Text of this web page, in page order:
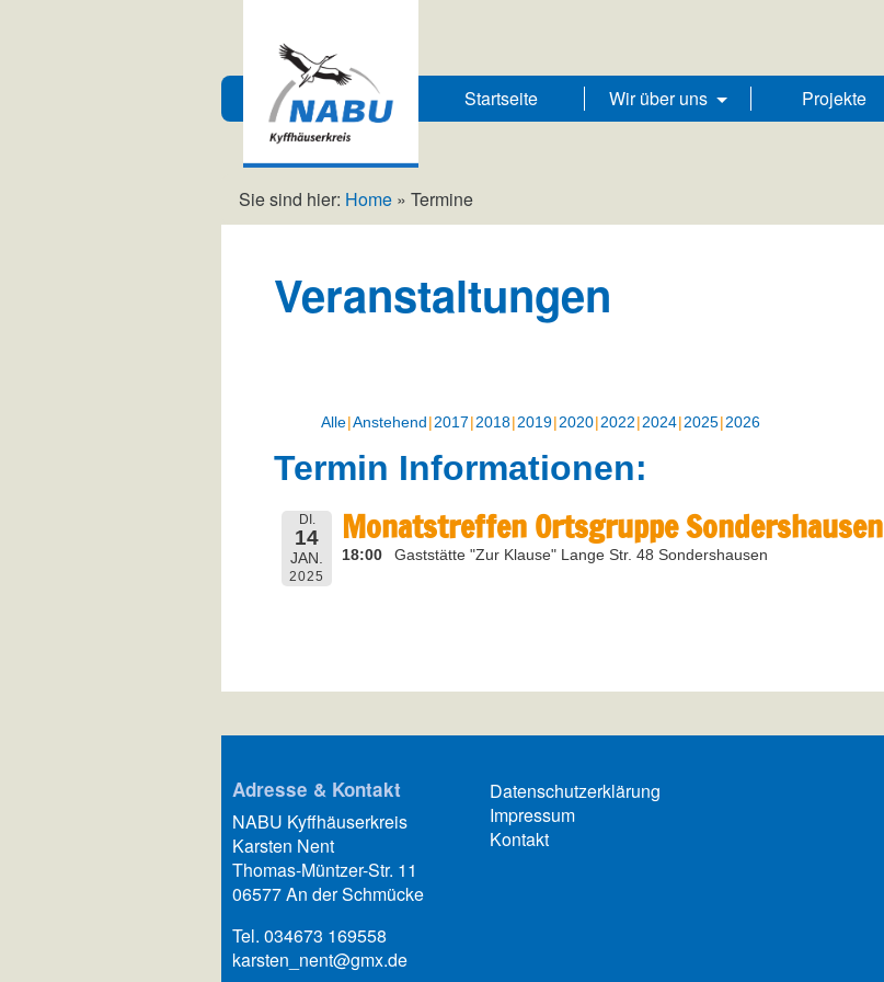
Startseite Wir über uns Projekte
Sie sind hier: Home » Termine
Veranstaltungen
Alle Anstehend 2017 2018 2019 2020 2022 2024 2025 2026
Termin Informationen:
DI.
14
JAN.
2025
Monatstreffen Ortsgruppe Sondershausen
18:00 Gaststätte "Zur Klause" Lange Str. 48 Sondershausen
Adresse & Kontakt
NABU Kyffhäuserkreis
Karsten Nent
Thomas-Müntzer-Str. 11
06577 An der Schmücke
Tel. 034673 169558
karsten_nent@gmx.de
Datenschutzerklärung
Impressum
Kontakt